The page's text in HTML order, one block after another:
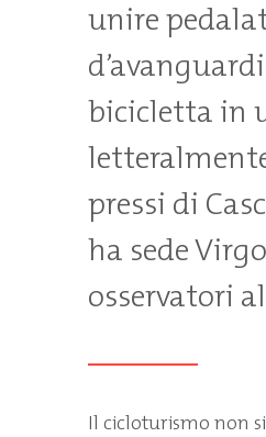
unire
bicicletta in
pressi di
ha sede
osservatori
Il cicloturismo non